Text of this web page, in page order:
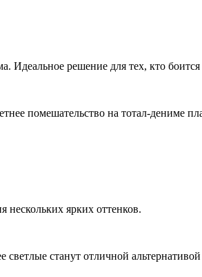
Идеальное решение для тех, кто
помешательство на тотал-дениме
нескольких ярких оттенков.
станут отличной